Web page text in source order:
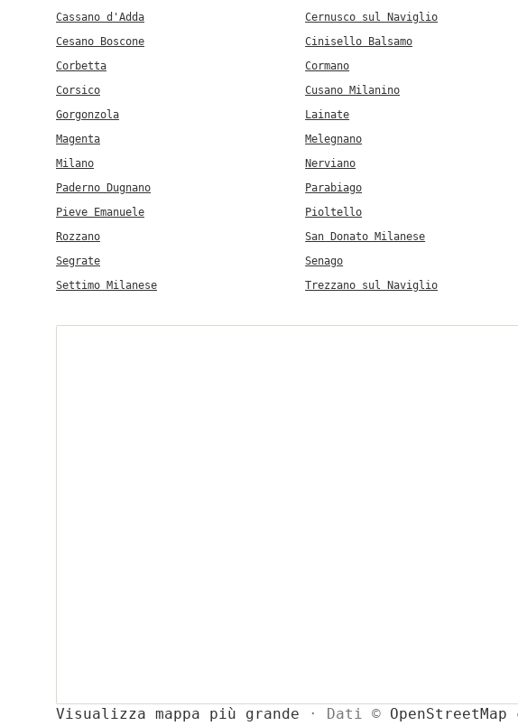
Cassano d'Adda
Cernusco sul Naviglio
Cesano Boscone
Cinisello Balsamo
Corbetta
Cormano
Corsico
Cusano Milanino
Gorgonzola
Lainate
Magenta
Melegnano
Milano
Nerviano
Paderno Dugnano
Parabiago
Pieve Emanuele
Pioltello
Rozzano
San Donato Milanese
Segrate
Senago
Settimo Milanese
Trezzano sul Naviglio
Visualizza mappa più grande · Dati ©